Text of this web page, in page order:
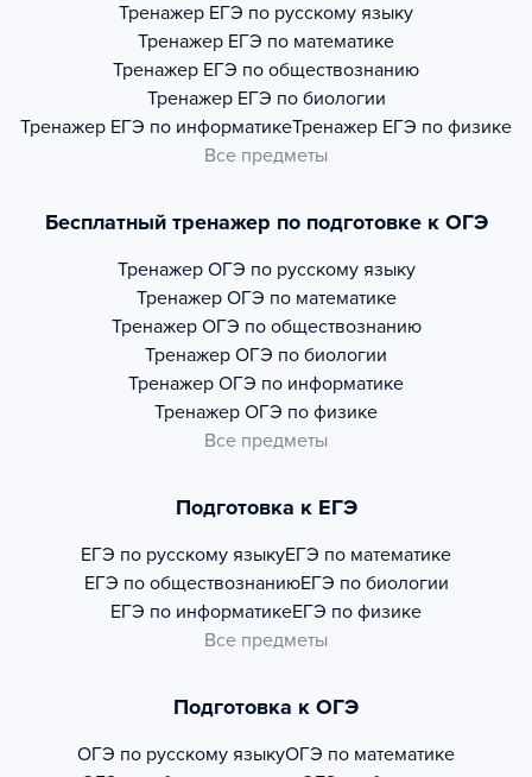
Тренажер ЕГЭ по русскому языку
Тренажер ЕГЭ по математике
Тренажер ЕГЭ по обществознанию
Тренажер ЕГЭ по биологии
Тренажер ЕГЭ по информатикеТренажер ЕГЭ по физике
Все предметы
Бесплатный тренажер по подготовке к ОГЭ
Тренажер ОГЭ по русскому языку
Тренажер ОГЭ по математике
Тренажер ОГЭ по обществознанию
Тренажер ОГЭ по биологии
Тренажер ОГЭ по информатике
Тренажер ОГЭ по физике
Все предметы
Подготовка к ЕГЭ
ЕГЭ по русскому языкуЕГЭ по математике
ЕГЭ по обществознаниюЕГЭ по биологии
ЕГЭ по информатикеЕГЭ по физике
Все предметы
Подготовка к ОГЭ
ОГЭ по русскому языкуОГЭ по математике